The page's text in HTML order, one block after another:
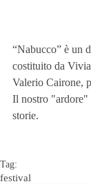
“Nabucco” è un
costituito da
Valerio Cairone,
Il nostro "ardore"
storie.
Tag:
festival